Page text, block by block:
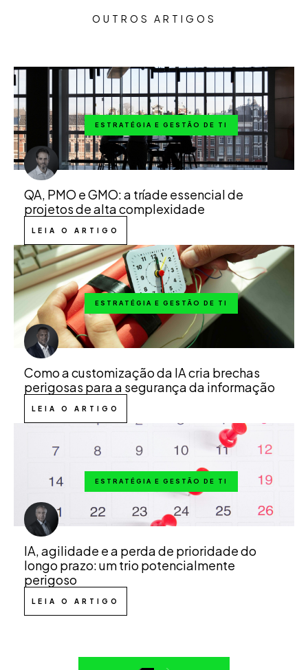
OUTROS ARTIGOS
ESTRATÉGIA E GESTÃO DE TI
QA, PMO e GMO: a tríade essencial de
projetos de alta complexidade
LEIA O ARTIGO
ESTRATÉGIA E GESTÃO DE TI
Como a customização da IA cria brechas
perigosas para a segurança da informação
LEIA O ARTIGO
ESTRATÉGIA E GESTÃO DE TI
IA, agilidade e a perda de prioridade do
longo prazo: um trio potencialmente
perigoso
LEIA O ARTIGO